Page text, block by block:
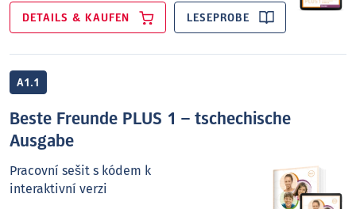
DETAILS & KAUFEN LESEPROBE
A1.1
Beste Freunde PLUS 1 – tschechische
Ausgabe
Pracovní sešit s kódem k
interaktivní verzi